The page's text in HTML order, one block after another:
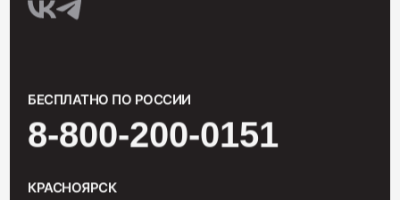
БЕСПЛАТНО ПО РОССИИ
8-800-200-0151
КРАСНОЯРСК